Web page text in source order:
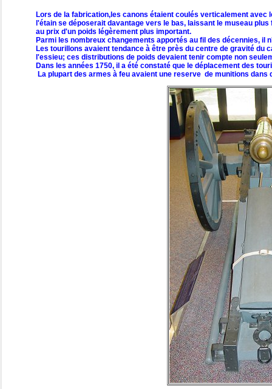
Lors de la fabrication,les canons étaient coulés verticalement
l'étain se déposerait davantage vers le bas, laissant le museau
au prix d'un poids légèrement plus important.
Parmi les nombreux changements apportés au fil des décennies, il
Les tourillons avaient tendance à être près du centre de gravité
l'essieu; ces distributions de poids devaient tenir compte non
Dans les années 1750, il a été constaté que le déplacement des
La plupart des armes à feu avaient une reserve de munitions